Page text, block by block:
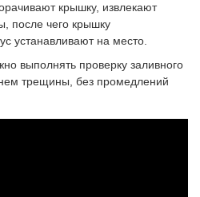
крышку, извлекают
после чего крышку
устанавливают на место.
выполнять проверку заливного
трещины, без промедлений